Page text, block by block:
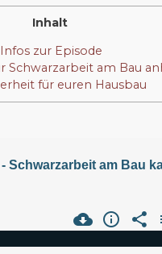
Inhalt
zur Episode
Schwarzarbeit am Bau
für euren Hausbau